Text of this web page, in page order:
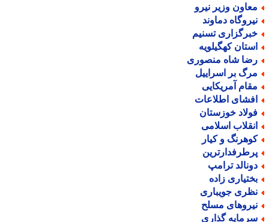
وزیر نیرو
دماوند
تسنیم
کهگیلویه
شاه منصوری
بر اسراییل
آمریکایی
اطلاعات
خوزستان
اسلامی
و کیار
ترامپ
زاده
جویباری
مسلح
گذاری